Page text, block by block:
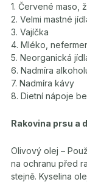
1. Červené maso,
2. Velmi mastné
3. Vajíčka
4. Mléko,
5. Neorganická
6. Nadmíra
7. Nadmíra kávy
8. Dietní nápoje
Rakovina prsu a
Olivový olej –
na ochranu před
stejně. Kyselina